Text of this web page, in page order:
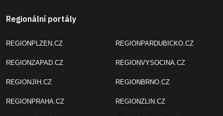
Regionální portály
REGIONPLZEN.CZ
REGIONZAPAD.CZ
REGIONJIH.CZ
REGIONPRAHA.CZ
REGIONPARDUBICKO.CZ
REGIONVYSOCINA.CZ
REGIONBRNO.CZ
REGIONZLIN.CZ